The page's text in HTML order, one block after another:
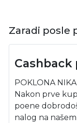
Zaradi posle
Cashback
POKLONA
Nakon prve
poene
nalog na